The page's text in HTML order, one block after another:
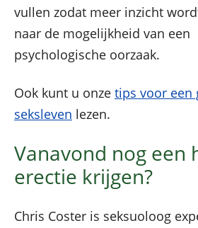
vullen zodat meer inzicht
naar de mogelijkheid van een
psychologische oorzaak.
Ook kunt u onze tips voor een
seksleven lezen.
Vanavond nog een
erectie krijgen?
Chris Coster is seksuoloog